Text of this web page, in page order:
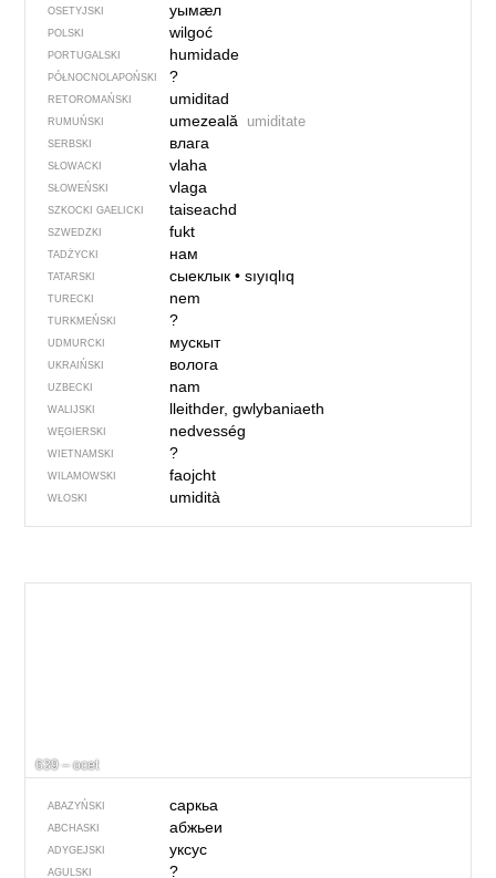
OSETYJSKI уымӕл
POLSKI wilgoć
PORTUGALSKI humidade
PÓŁNOCNO­LA­POŃ­SKI ?
RETOROMAŃSKI umiditad
RUMUŃSKI umezeală umiditate
SERBSKI влага
SŁOWACKI vlaha
SŁOWEŃSKI vlaga
SZKOCKI GAELICKI taiseachd
SZWEDZKI fukt
TADŻYCKI нам
TATARSKI сыеклык• sıyıqlıq
TURECKI nem
TURKMEŃSKI ?
UDMURCKI мускыт
UKRAIŃSKI волога
UZBECKI nam
WALIJSKI lleithder, gwlybaniaeth
WĘGIERSKI nedvesség
WIETNAMSKI ?
WILAMOWSKI faojcht
WŁOSKI umidità
639 – ocet
ABAZYŃSKI саркьа
ABCHASKI абжьеи
ADYGEJSKI уксус
AGULSKI ?